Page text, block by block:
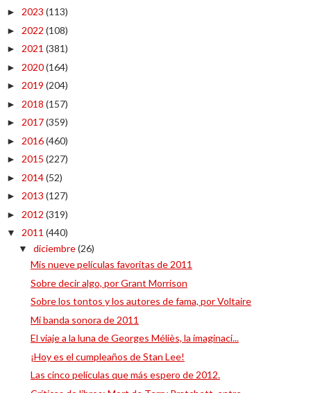
► 2023 (113)
► 2022 (108)
► 2021 (381)
► 2020(164)
► 2019 (204)
► 2018 (157)
► 2017(359)
► 2016(460)
► 2015 (227)
► 2014(52)
► 2013 (127)
► 2012 (319)
▼ 2011 (440)
▼ diciembre(26)
Mis nueve películas favoritas de 2011
Sobre decir algo, por Grant Morrison
Sobre los tontos y los autores de fama, por Voltaire
Mi banda sonora de 2011
El viaje a la luna de Georges Méliès, la imaginaci...
¡Hoy es el cumpleaños de Stan Lee!
Las cinco películas que más espero de 2012.